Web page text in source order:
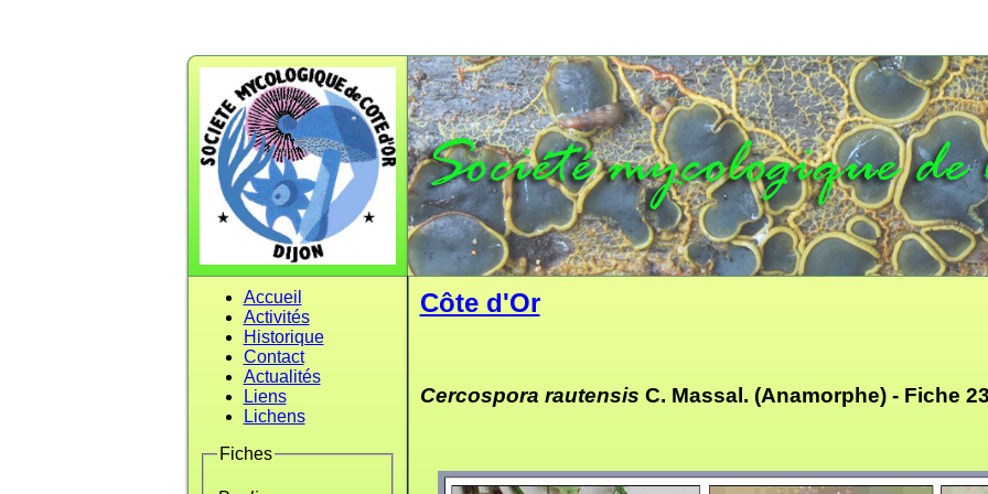
Accueil
Activités
Historique
Contact
Actualités
Liens
Lichens
Fiches
Côte d'Or
Cercospora rautensis C. Massal. (Anamorphe) - Fiche